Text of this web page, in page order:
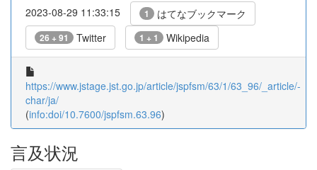
2023-08-29 11:33:15 1 はてなブックマーク
26 + 91 Twitter 1 + 1 Wikipedia
https://www.jstage.jst.go.jp/article/jspfsm/63/1/63_96/_article/-
char/ja/
(info:doi/10.7600/jspfsm.63.96)
言及状況